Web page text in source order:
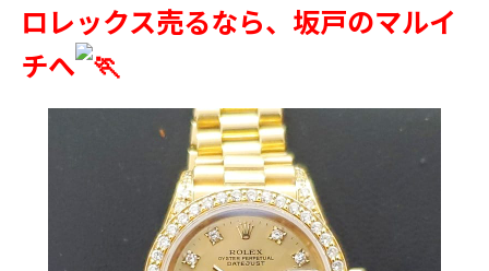
ロレックス売るなら、坂戸のマルイ
チへ